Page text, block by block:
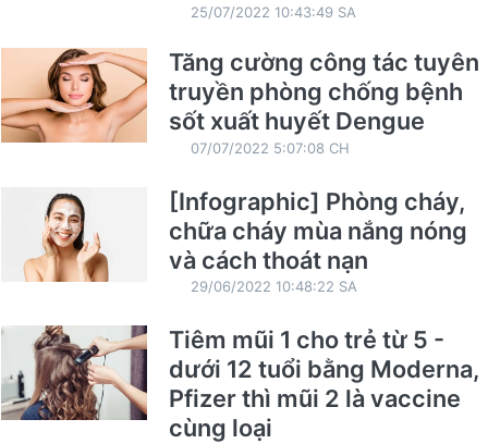
25/07/2022 10:43:49 SA
Tăng cường công tác tuyên
truyền phòng chống bệnh
sốt xuất huyết Dengue
07/07/2022 5:07:08 CH
[Infographic] Phòng cháy,
chữa cháy mùa nắng nóng
và cách thoát nạn
29/06/2022 10:48:22 SA
Tiêm mũi 1 cho trẻ từ 5 -
dưới 12 tuổi bằng Moderna,
Pfizer thì mũi 2 là vaccine
cùng loại